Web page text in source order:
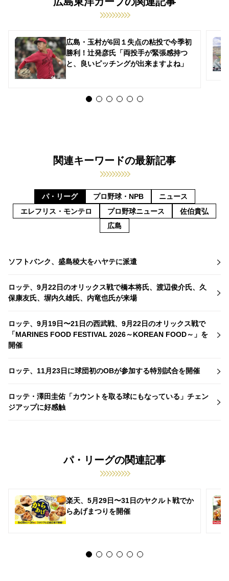
広島・玉村が6回１失点の粘投で今季初
勝利！辻発彦氏「両投手が緊張感持つ
と、良いピッチングが出来ますよね」
関連キーワードの最新記事
パ・リーグ プロ野球・NPB
ニュース
エレフリス・モンテロ
プロ野球ニュース
佐伯貴弘
広島
ソフトバンク、盛島稜大をハヤテに派遣
ロッテ、9月22日のオリックス戦で橋本将氏、渡辺俊介氏、久
保康友氏、塀内久雄氏、内竜也氏が来場
ロッテ、9月19日〜21日の西武戦、9月22日のオリックス戦で
「MARINES FOOD FESTIVAL 2026～KOREAN FOOD～」を
開催
ロッテ、11月23日に球団初のOBが参加する特別試合を開催
ロッテ・澤田圭佑「カウントを取る球にもなっている」チェン
ジアップに好感触
パ・リーグの関連記事
楽天、5月29日〜31日のヤクルト戦でか
らあげまつりを開催